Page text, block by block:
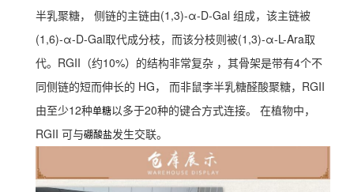
半乳聚糖， 侧链的主链由(1,3)-α-D-Gal 组成，该主链被
(1,6)-α-D-Gal取代成分枝，而该分枝则被(1,3)-α-L-Ara取
代。 RGII（约10%）的结构非常复杂 ，其骨架是带有4个不
同侧链的短而伸长的 HG， 而非鼠李半乳糖醛酸聚糖，RGII
由至少12种单糖以多于20种的键合方式连接。 在植物中，
RGII 可与硼酸盐发生交联。